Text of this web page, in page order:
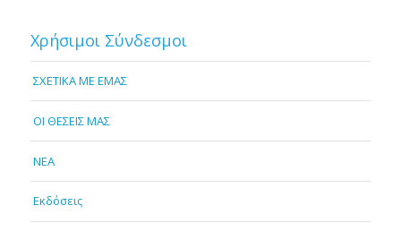
Χρήσιμοι Σύνδεσμοι
ΣΧΕΤΙΚΑ ΜΕ ΕΜΑΣ
OI ΘΕΣΕΙΣ ΜΑΣ
NEA
Εκδόσεις